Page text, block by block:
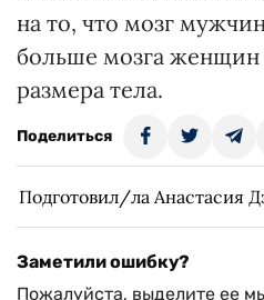
на то, что мозг
больше мозга женщин
размера тела.
Поделиться
Подготовил/ла Анастасия
Заметили ошибку?
Пожалуйста, выделите ее